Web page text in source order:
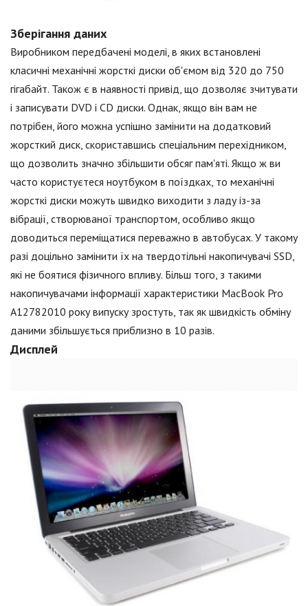
Зберігання даних
Виробником передбачені моделі, в яких встановлені
класичні механічні жорсткі диски об'ємом від 320 до 750
гігабайт. Також є в наявності привід, що дозволяє зчитувати
і записувати DVD і CD диски. Однак, якщо він вам не
потрібен, його можна успішно замінити на додатковий
жорсткий диск, скориставшись спеціальним перехідником,
що дозволить значно збільшити обсяг пам'яті. Якщо ж ви
часто користуєтеся ноутбуком в поїздках, то механічні
жорсткі диски можуть швидко виходити з ладу із-за
вібрації, створюваної транспортом, особливо якщо
доводиться переміщатися переважно в автобусах. У такому
разі доцільно замінити їх на твердотільні накопичувачі SSD,
які не боятися фізичного впливу. Більш того, з такими
накопичувачами інформації характеристики MacBook Pro
A12782010 року випуску зростуть, так як швидкість обміну
даними збільшується приблизно в 10 разів.
Дисплей